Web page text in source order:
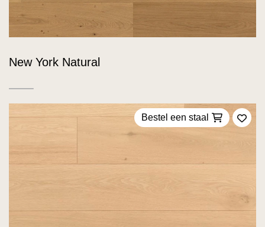
New York Natural
Bestel een staal